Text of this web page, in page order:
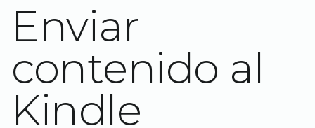
Enviar
contenido al
Kindle